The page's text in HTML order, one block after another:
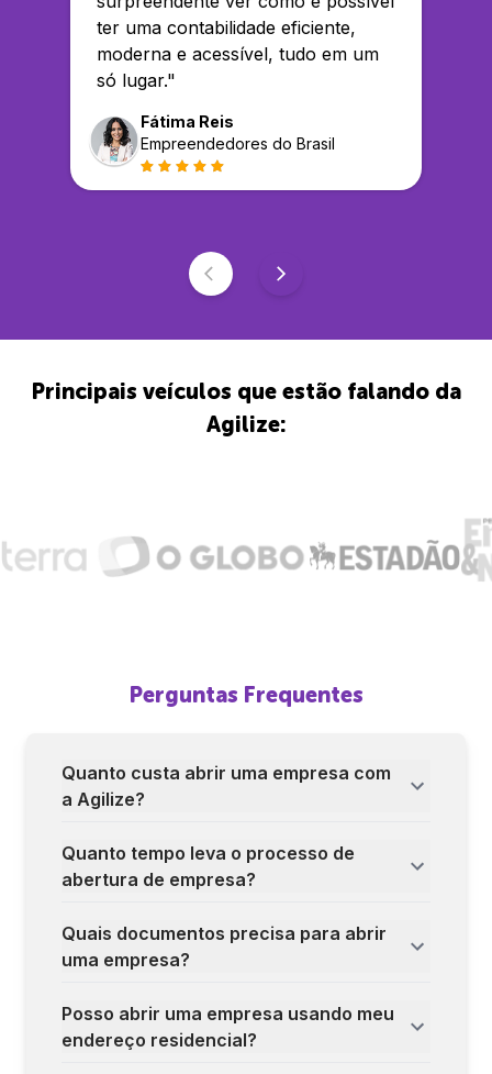
ter uma contabilidade eficiente,
moderna e acessível, tudo em um
só lugar."
Fátima Reis
Empreendedores do Brasil
Principais veículos que estão falando da
Agilize:
Perguntas Frequentes
Quanto custa abrir uma empresa com
a Agilize?
Quanto tempo leva o processo de
abertura de empresa?
Quais documentos precisa para abrir
uma empresa?
Posso abrir uma empresa usando meu
endereço residencial?